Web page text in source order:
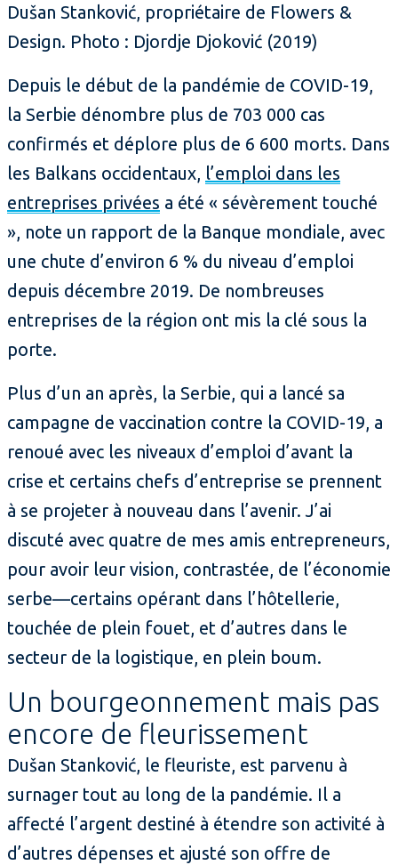
Dušan Stanković, propriétaire de Flowers &
Design. Photo : Djordje Djoković (2019)
Depuis le début de la pandémie de COVID-19,
la Serbie dénombre plus de 703 000 cas
confirmés et déplore plus de 6 600 morts. Dans
les Balkans occidentaux, l’emploi dans les
entreprises privées a été « sévèrement touché
», note un rapport de la Banque mondiale, avec
une chute d’environ 6 % du niveau d’emploi
depuis décembre 2019. De nombreuses
entreprises de la région ont mis la clé sous la
porte.
Plus d’un an après, la Serbie, qui a lancé sa
campagne de vaccination contre la COVID-19, a
renoué avec les niveaux d’emploi d’avant la
crise et certains chefs d’entreprise se prennent
à se projeter à nouveau dans l’avenir. J’ai
discuté avec quatre de mes amis entrepreneurs,
pour avoir leur vision, contrastée, de l’économie
serbe—certains opérant dans l’hôtellerie,
touchée de plein fouet, et d’autres dans le
secteur de la logistique, en plein boum.
Un bourgeonnement mais pas
encore de fleurissement
Dušan Stanković, le fleuriste, est parvenu à
surnager tout au long de la pandémie. Il a
affecté l’argent destiné à étendre son activité à
d’autres dépenses et ajusté son offre de